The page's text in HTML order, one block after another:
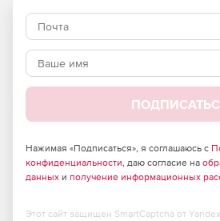
Нажимая «Подписаться», я соглашаюсь с
конфиденциальности, даю согласие на
данных и получение информационных
Этот сайт защищен SmartCaptcha от